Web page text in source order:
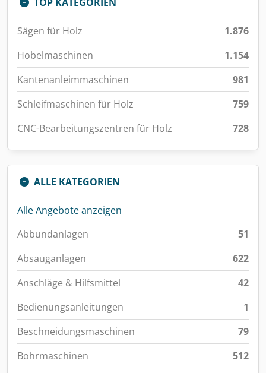
Sägen für Holz
1.876
Hobelmaschinen
1.154
Kantenanleimmaschinen
981
Schleifmaschinen für Holz
759
CNC-Bearbeitungszentren für Holz
728
ALLE KATEGORIEN
Alle Angebote anzeigen
Abbundanlagen
51
Absauganlagen
622
Anschläge & Hilfsmittel
42
Bedienungsanleitungen
1
Beschneidungsmaschinen
79
Bohrmaschinen
512